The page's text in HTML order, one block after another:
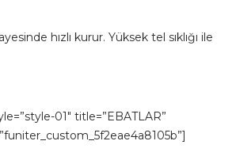
hızlı kurur. Yüksek tel sıklığı ile
01″ title=”EBATLAR”